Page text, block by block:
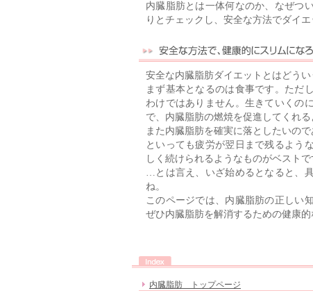
内臓脂肪とは一体何なのか、なぜつ
りとチェックし、安全な方法でダイ
安全な内臓脂肪ダイエットとはどう
まず基本となるのは食事です。ただ
わけではありません。生きていくの
で、内臓脂肪の燃焼を促進してくれ
また内臓脂肪を確実に落としたいの
といっても疲労が翌日まで残るよう
しく続けられるようなものがベストで
…とは言え、いざ始めるとなると、
ね。
このページでは、内臓脂肪の正しい
ぜひ内臓脂肪を解消するための健康
内臓脂肪 トップページ